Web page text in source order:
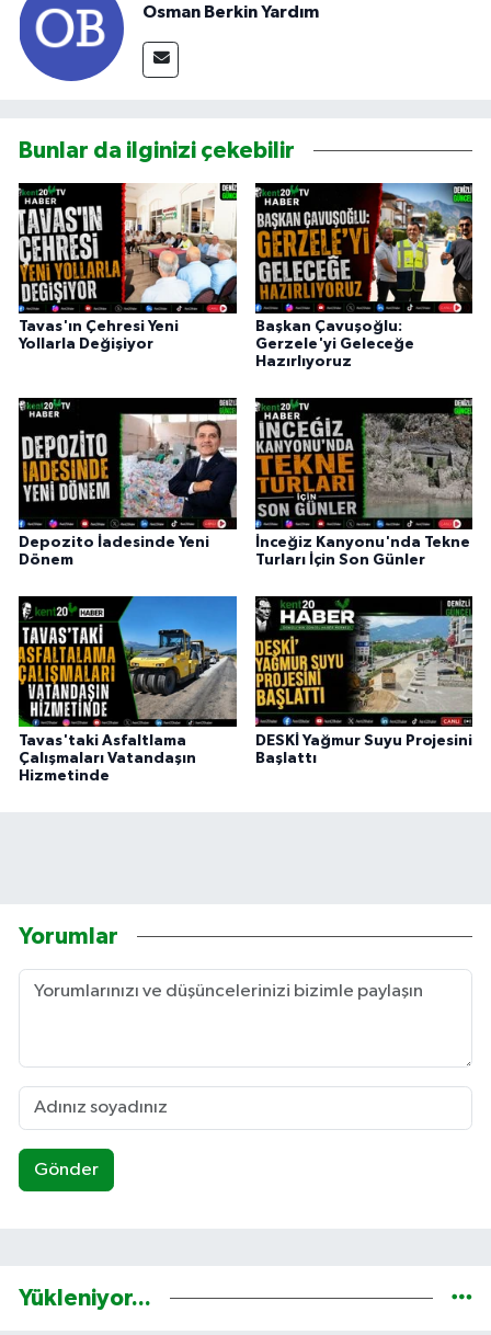
Osman Berkin Yardım
Bunlar da ilginizi çekebilir
Tavas'ın Çehresi Yeni
Yollarla Değişiyor
Başkan Çavuşoğlu:
Gerzele'yi Geleceğe
Hazırlıyoruz
Depozito İadesinde Yeni
Dönem
İnceğiz Kanyonu'nda Tekne
Turları İçin Son Günler
Tavas'taki Asfaltlama
Çalışmaları Vatandaşın
Hizmetinde
DESKİ Yağmur Suyu Projesini
Başlattı
Yorumlar
Gönder
Yükleniyor...